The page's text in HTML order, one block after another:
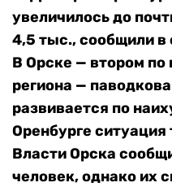
увеличилось до
4,5 тыс., сообщили
В Орске — втором по
региона —
развивается по
Оренбурге
Власти Орска
человек, однако их